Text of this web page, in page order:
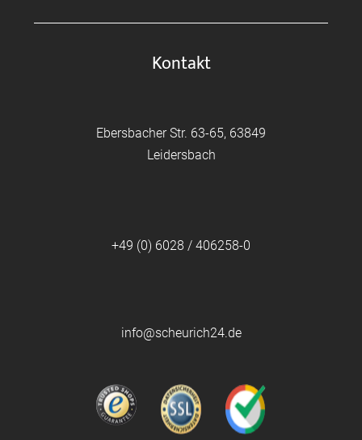
Kontakt
Ebersbacher Str. 63-65, 63849
Leidersbach
+49 (0) 6028 / 406258-0
info@scheurich24.de